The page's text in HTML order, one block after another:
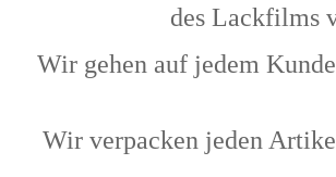
des Lackfilms
Wir gehen auf jedem
Wir verpacken jeden